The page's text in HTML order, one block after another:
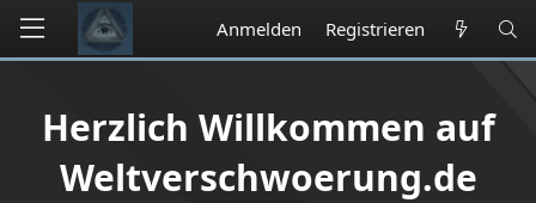
Anmelden Registrieren
Herzlich Willkommen auf
Weltverschwoerung.de